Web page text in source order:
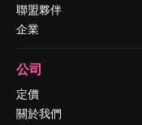
聯盟夥伴
企業
公司
定價
關於我們